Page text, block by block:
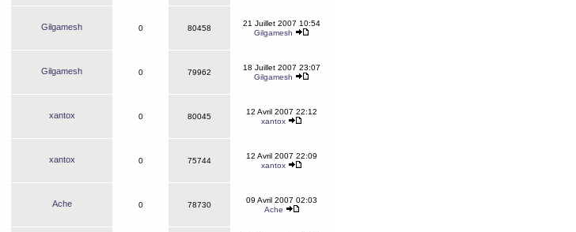
Gilgamesh 0 80458
21 Juillet 2007 10:54
Gilgamesh
Gilgamesh 0 79962
18 Juillet 2007 23:07
Gilgamesh
xantox 0 80045
12 Avril 2007 22:12
xantox
xantox 0 75744
12 Avril 2007 22:09
xantox
Ache 0 78730
09 Avril 2007 02:03
Ache